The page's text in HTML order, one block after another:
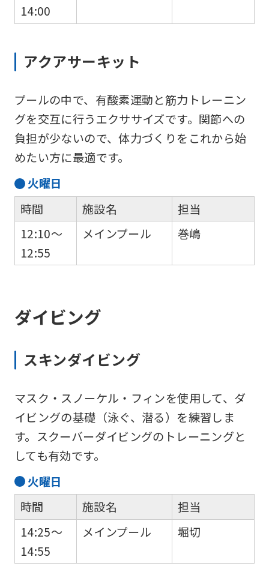
14:00
アクアサーキット
プールの中で、有酸素運動と筋力トレーニン
グを交互に行うエクササイズです。関節への
負担が少ないので、体力づくりをこれから始
めたい方に最適です。
火曜日
時間
12:10～
12:55
施設名
メインプール
担当
巻嶋
ダイビング
スキンダイビング
マスク・スノーケル・フィンを使用して、ダ
イビングの基礎（泳ぐ、潜る）を練習しま
す。スクーバーダイビングのトレーニングと
しても有効です。
火曜日
時間
14:25～
14:55
施設名
メインプール
担当
堀切